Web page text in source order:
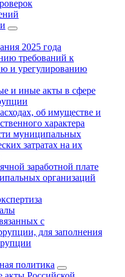
2025 года
требований к
и урегулированию
и иные акты в сфере
об имуществе и
характера
муниципальных
затратах на их
заработной плате
организаций
с
для заполнения
политика